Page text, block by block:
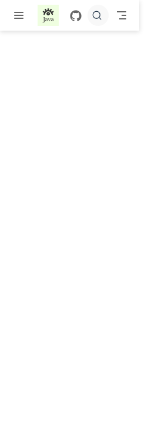
跳至主要內容